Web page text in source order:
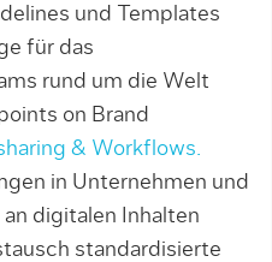
und Templates
für das
rund um die Welt
on Brand
& Workflows.
in Unternehmen und
digitalen Inhalten
standardisierte